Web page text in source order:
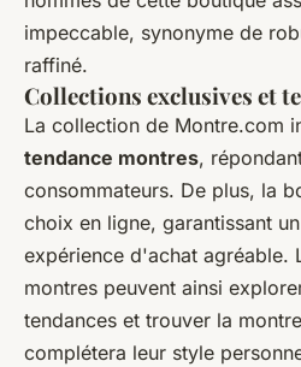
impeccable, synonyme de
raffiné.
Collections exclusives et
La collection de Montre.com
tendance montres,
consommateurs. De plus, la
choix en ligne, garantissant
expérience d'achat agréable.
montres peuvent ainsi
tendances et trouver la
complétera leur style